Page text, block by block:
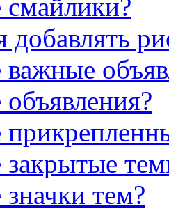
смайлики?
добавлять
важные
закрытые
тем?